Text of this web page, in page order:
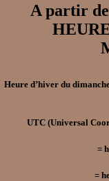
A partir
Heure d’hiver du
UTC (Universal
=
=